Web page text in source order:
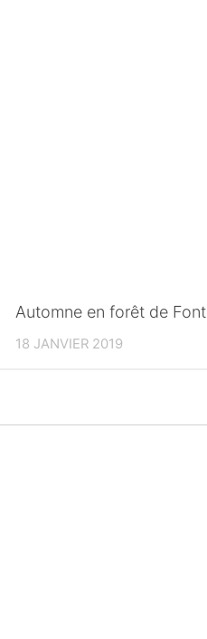
Automne en forêt de
18 JANVIER 2019